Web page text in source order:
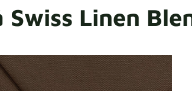
Swiss Linen